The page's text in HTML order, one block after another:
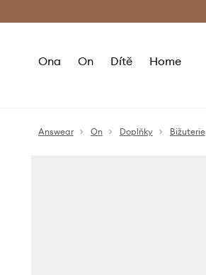
Ona On Dítě Home
Answear On Doplňky Bižuterie